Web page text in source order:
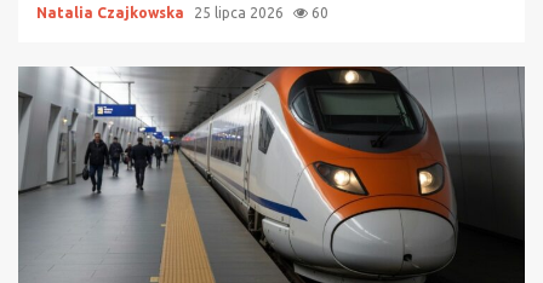
Natalia Czajkowska 25 lipca 2026 60